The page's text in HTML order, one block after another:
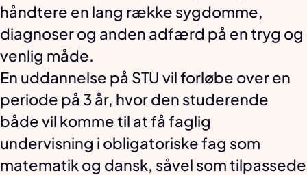
håndtere en lang række sygdomme,
diagnoser og anden adfærd på en tryg og
venlig måde.
En uddannelse på STU vil forløbe over en
periode på 3 år, hvor den studerende
både vil komme til at få faglig
undervisning i obligatoriske fag som
matematik og dansk, såvel som tilpassede